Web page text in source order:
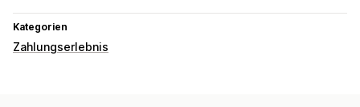
Kategorien
Zahlungserlebnis